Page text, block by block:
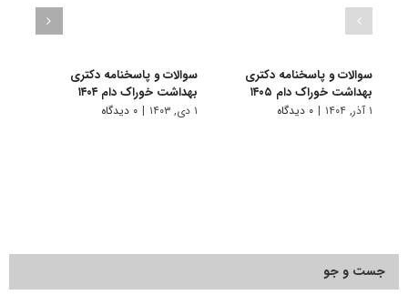
سوالات و پاسخنامه دکتری
بهداشت خوراک دام ۱۴۰۵
۱ آذر, ۱۴۰۴ | ۰ دیدگاه
سوالات و پاسخنامه دکتری
بهداشت خوراک دام ۱۴۰۴
۱ دی, ۱۴۰۳ | ۰ دیدگاه
جست و جو